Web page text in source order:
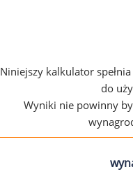
Niniejszy kalkulator
do
Wyniki nie powinny